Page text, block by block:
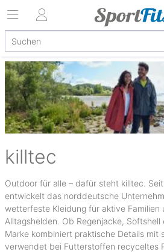
killtec
Outdoor für alle – dafür steht killtec.
entwickelt das norddeutsche
wetterfeste Kleidung für aktive Familien
Alltagshelden. Ob Regenjacke,
Marke kombiniert praktische Details mit
verwendet bei Futterstoffen recyceltes